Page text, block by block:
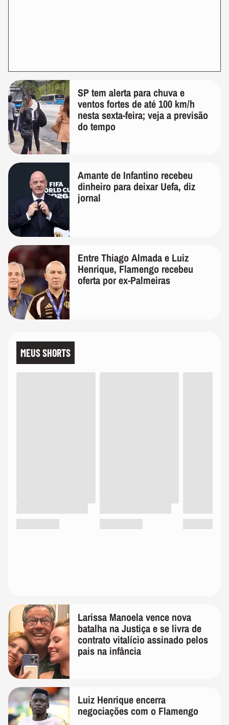
SP tem alerta para chuva e
ventos fortes de até 100 km/h
nesta sexta-feira; veja a previsão
do tempo
Amante de Infantino recebeu
dinheiro para deixar Uefa, diz
jornal
Entre Thiago Almada e Luiz
Henrique, Flamengo recebeu
oferta por ex-Palmeiras
MEUS SHORTS
Larissa Manoela vence nova
batalha na Justiça e se livra de
contrato vitalício assinado pelos
pais na infância
Luiz Henrique encerra
negociações com o Flamengo